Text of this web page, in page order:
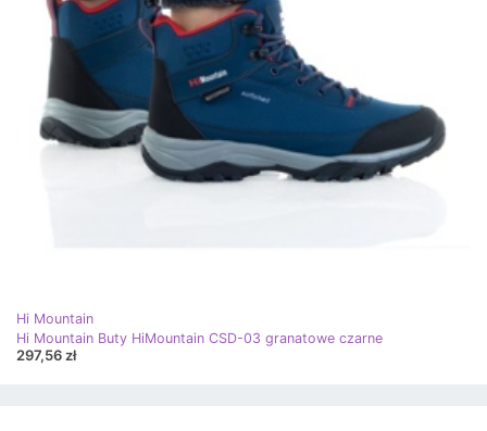
Hi Mountain
Hi Mountain Buty HiMountain CSD-03 granatowe czarne
297,56 zł